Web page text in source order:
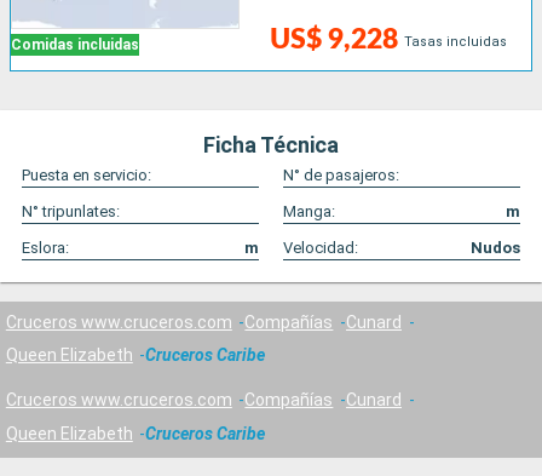
Comidas incluidas US$ 9,228 Tasas incluidas
Ficha Técnica
Puesta en servicio:
N° de pasajeros:
N° tripunlates:
Manga:
m
Eslora:
m Velocidad: Nudos
Cruceros www.cruceros.com Compañías
Cunard
Queen Elizabeth
Cruceros Caribe
Cruceros www.cruceros.com Compañías
Cunard
Queen Elizabeth
Cruceros Caribe